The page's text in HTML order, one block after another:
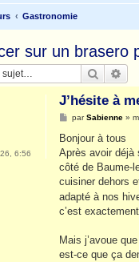
Gastronomie
sur un brasero
6:56
J’hésite à
M
s
a
g
parSabienne»
Bonjour à tous
Après avoir déjà
côté de Baume-
cuisiner dehors
adapté à nos
c’est
Mais j’avoue
est-ce que ça